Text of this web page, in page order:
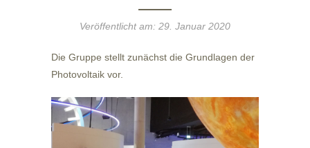
Veröffentlicht am: 29. Januar 2020
Die Gruppe stellt zunächst die Grundlagen der
Photovoltaik vor.